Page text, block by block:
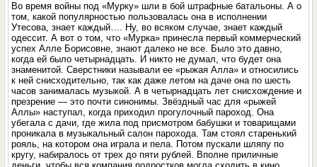
Во время войны под «Мурку» шли в бой штрафные батальоны. А о
том, какой популярностью пользовалась она в исполнении
Утесова, знает каждый…. Ну, во всяком случае, знает каждый
одессит. А вот о том, что «Мурка» принесла первый коммерческий
успех Алле Борисовне, знают далеко не все. Было это давно,
когда ей было четырнадцать. И никто не думал, что будет она
знаменитой. Сверстники называли ее «рыжая Алла» и относились
к ней снисходительно, так как даже летом на даче она по шесть
часов занималась музыкой. А в четырнадцать лет снисхождение и
презрение — это почти синонимы. Звёздный час для «рыжей
Аллы» наступал, когда приходил прогулочный пароход. Она
убегала с дачи, где жила под присмотром бабушки и товарищами
проникала в музыкальный салон парохода. Там стоял старенький
рояль, на котором она играла и пела. Потом пускали шляпу по
кругу, набиралось от трех до пяти рублей. Вполне приличные